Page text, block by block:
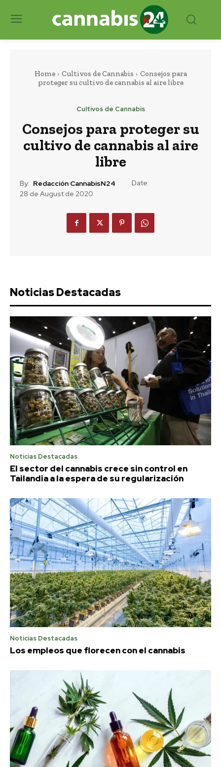
Home Cultivos de Cannabis
Consejos para
proteger su cultivo de cannabis al aire libre
Cultivos de Cannabis
Consejos para proteger su
cultivo de cannabis al aire
libre
By: Redacción CannabisN24
Date:
28 de August de 2020
Noticias Destacadas
Noticias Destacadas
El sector del cannabis crece sin control en
Tailandia a la espera de su regularización
Noticias Destacadas
Los empleos que florecen con el cannabis